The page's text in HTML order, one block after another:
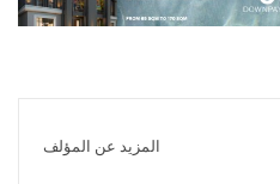
المزيد عن المؤلف